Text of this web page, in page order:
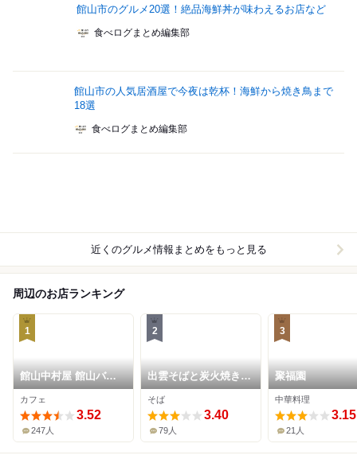
館山市のグルメ20選！絶品海鮮丼が味わえるお店など
食べログまとめ編集部
館山市の人気居酒屋で今夜は乾杯！海鮮から焼き鳥まで
18選
食べログまとめ編集部
近くのグルメ情報まとめをもっと見る
周辺のお店ランキング
1
館山中村屋 館山バイ
パス店 ： 中パンカフ
ェ
カフェ
3.52
247人
2
出雲そばと炭火焼き
八雲
そば
3.40
79人
3
聚福園
中華料理
3.15
21人